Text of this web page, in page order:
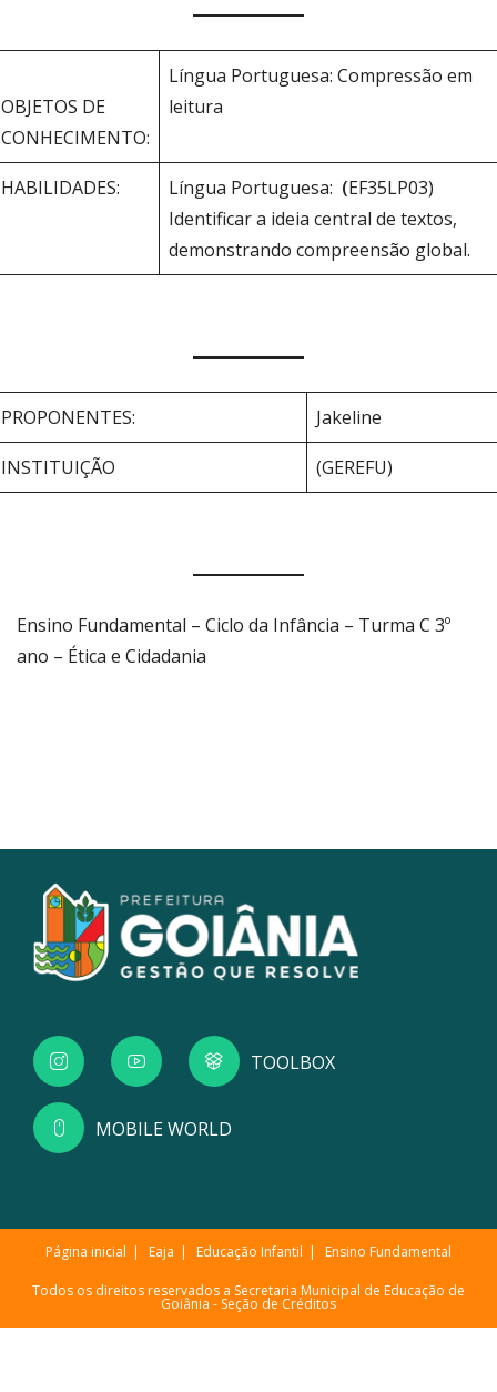
OBJETOS DE
CONHECIMENTO:
Língua Portuguesa: Compressão em
leitura
HABILIDADES: Língua Portuguesa: (EF35LP03)
Identificar a ideia central de textos,
demonstrando compreensão global.
PROPONENTES: Jakeline
INSTITUIÇÃO (GEREFU)
Ensino Fundamental – Ciclo da Infância – Turma C 3º
ano – Ética e Cidadania
TOOLBOX
MOBILE WORLD
Página inicial Eaja Educação Infantil Ensino Fundamental
Todos os direitos reservados a Secretaria Municipal de Educação de
Goiânia - Seção de Créditos